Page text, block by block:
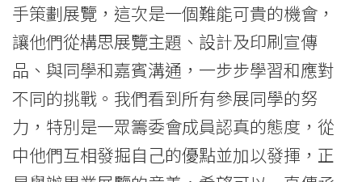
手策劃展覽，這次是一個難能可貴的機會，
讓他們從構思展覽主題、設計及印刷宣傳
品、與同學和嘉賓溝通，一步步學習和應對
不同的挑戰。我們看到所有參展同學的努
力，特別是一眾籌委會成員認真的態度，從
中他們互相發掘自己的優點並加以發揮，正